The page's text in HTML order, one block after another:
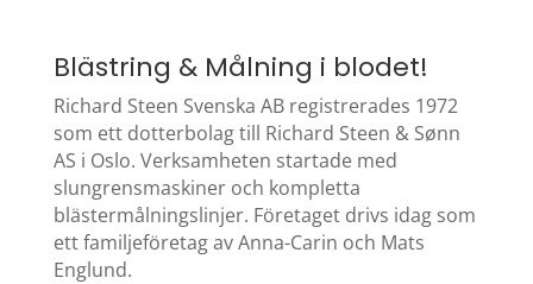
Blästring & Målning i blodet!
Richard Steen Svenska AB registrerades 1972
som ett dotterbolag till Richard Steen & Sønn
AS i Oslo. Verksamheten startade med
slungrensmaskiner och kompletta
blästermålningslinjer. Företaget drivs idag som
ett familjeföretag av Anna-Carin och Mats
Englund.